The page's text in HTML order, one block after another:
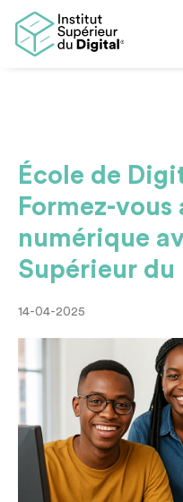
École de
Formez-
numérique
Supérieur du
14-04-2025